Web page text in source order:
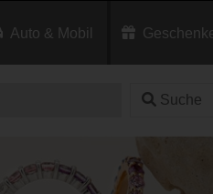
Auto & Mobil
Suche